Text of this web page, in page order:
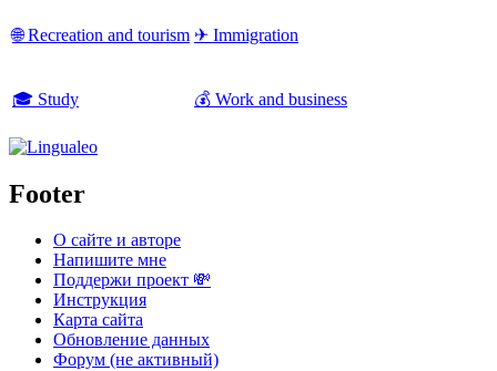
🌐 Recreation and tourism ✈ Immigration
🎓 Study 💰 Work and business
Footer
О сайте и авторе
Напишите мне
Поддержи проект 💸
Инструкция
Карта сайта
Обновление данных
Форум (не активный)